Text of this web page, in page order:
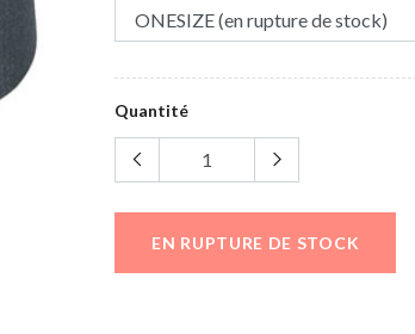
Quantité
EN RUPTURE DE STOCK